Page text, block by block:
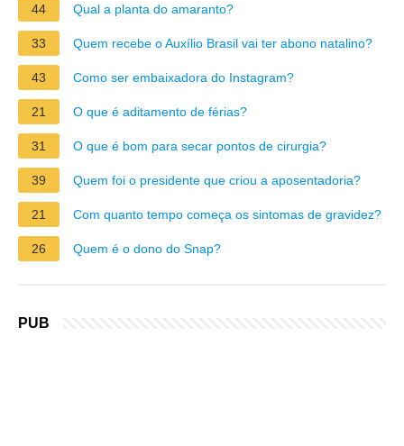
44
Qual a planta do amaranto?
33 Quem recebe o Auxílio Brasil vai ter abono natalino?
43 Como ser embaixadora do Instagram?
21 O que é aditamento de férias?
31 O que é bom para secar pontos de cirurgia?
39 Quem foi o presidente que criou a aposentadoria?
21 Com quanto tempo começa os sintomas de gravidez?
26 Quem é o dono do Snap?
PUB